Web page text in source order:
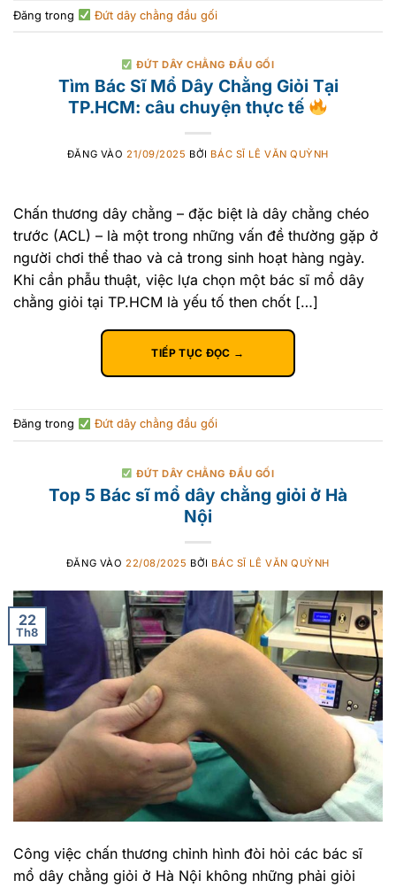
Đăng trong Đứt dây chằng đầu gối
ĐỨT DÂY CHẰNG ĐẦU GỐI
Tìm Bác Sĩ Mổ Dây Chằng Giỏi Tại
TP.HCM: câu chuyện thực tế
ĐĂNG VÀO 21/09/2025 BỞI BÁC SĨ LÊ VĂN QUỲNH
Chấn thương dây chằng – đặc biệt là dây chằng chéo
trước (ACL) – là một trong những vấn đề thường gặp ở
người chơi thể thao và cả trong sinh hoạt hàng ngày.
Khi cần phẫu thuật, việc lựa chọn một bác sĩ mổ dây
chằng giỏi tại TP.HCM là yếu tố then chốt […]
TIẾP TỤC ĐỌC →
Đăng trong Đứt dây chằng đầu gối
ĐỨT DÂY CHẰNG ĐẦU GỐI
Top 5 Bác sĩ mổ dây chằng giỏi ở Hà
Nội
ĐĂNG VÀO 22/08/2025 BỞI BÁC SĨ LÊ VĂN QUỲNH
22
Th8
Công việc chấn thương chỉnh hình đòi hỏi các bác sĩ
mổ dây chằng giỏi ở Hà Nội không những phải giỏi